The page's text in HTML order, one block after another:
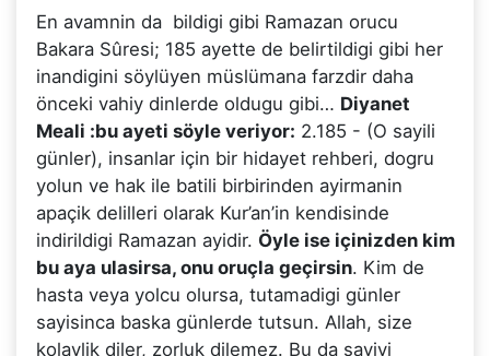
En avamnin da bildigi gibi Ramazan orucu
Bakara Sûresi; 185 ayette de belirtildigi gibi her
inandigini söylüyen müslümana farzdir daha
önceki vahiy dinlerde oldugu gibi… Diyanet
Meali :bu ayeti söyle veriyor: 2.185 - (O sayili
günler), insanlar için bir hidayet rehberi, dogru
yolun ve hak ile batili birbirinden ayirmanin
apaçik delilleri olarak Kur’an’in kendisinde
indirildigi Ramazan ayidir. Öyle ise içinizden kim
bu aya ulasirsa, onu oruçla geçirsin. Kim de
hasta veya yolcu olursa, tutamadigi günler
sayisinca baska günlerde tutsun. Allah, size
kolaylik diler, zorluk dilemez. Bu da sayiyi